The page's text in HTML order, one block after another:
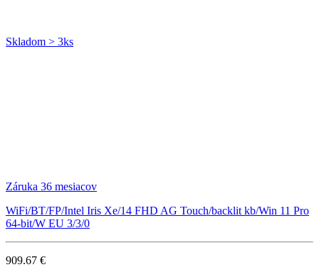
Skladom > 3ks
Záruka 36 mesiacov
WiFi/BT/FP/Intel Iris Xe/14 FHD AG Touch/backlit kb/Win 11 Pro
64-bit/W EU 3/3/0
909.67 €